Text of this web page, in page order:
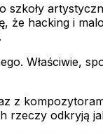
szkoły
że hacking i
Właściwie,
z
rzeczy odkryją